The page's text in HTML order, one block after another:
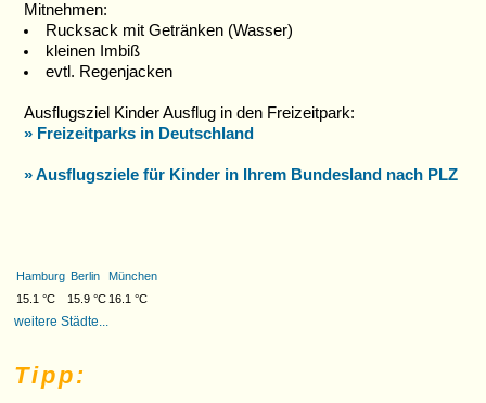
Mitnehmen:
Rucksack mit Getränken (Wasser)
kleinen Imbiß
evtl. Regenjacken
Ausflugsziel Kinder Ausflug in den Freizeitpark:
» Freizeitparks in Deutschland
» Ausflugsziele für Kinder in Ihrem Bundesland nach PLZ
Hamburg Berlin
München
15.1 °C
15.9 °C 16.1 °C
weitere Städte...
Tipp: